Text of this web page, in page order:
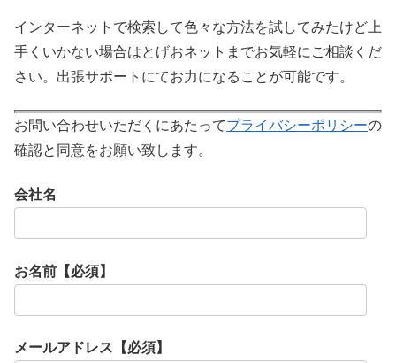
インターネットで検索して色々な方法を試してみたけど上
手くいかない場合はとげおネットまでお気軽にご相談くだ
さい。出張サポートにてお力になることが可能です。
お問い合わせいただくにあたってプライバシーポリシーの
確認と同意をお願い致します。
会社名
お名前【必須】
メールアドレス【必須】